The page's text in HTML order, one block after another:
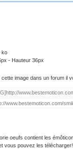
ko
- Hauteur 36px
cette image dans un forum il
oeufs contient les
vous pouvez les télécharger!